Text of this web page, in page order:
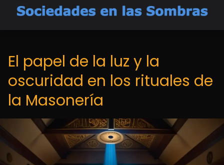
El papel de la luz y la
oscuridad en los rituales de
la Masonería